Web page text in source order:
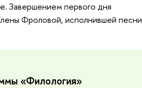
Завершением первого дня
Фроловой, исполнившей песни
«Филология»